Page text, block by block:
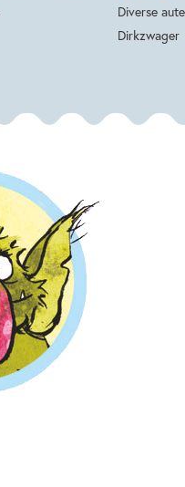
Diverse
Dirkzwager